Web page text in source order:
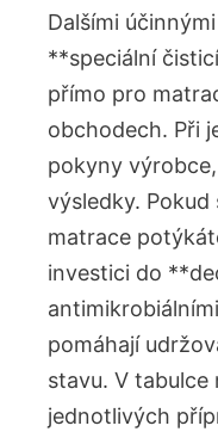
Dalšími
**speciální
přímo pro
obchodech. Při
pokyny
výsledky. Pokud
matrace
investici do
pomáhají
stavu. V
jednotlivých